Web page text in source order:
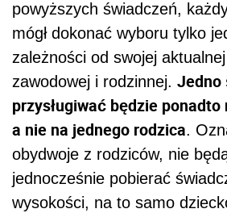
powyższych świadczeń,
mógł dokonać wyboru tylko
zależności od swojej
zawodowej i rodzinnej. Jedno
przysługiwać będzie
a nie na jednego rodzica.
obydwoje z rodziców, nie
jednocześnie pobierać
wysokości, na to samo